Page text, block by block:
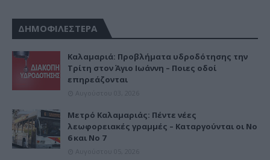
ΔΗΜΟΦΙΛΕΣΤΕΡΑ
Καλαμαριά: Προβλήματα υδροδότησης την
Τρίτη στον Άγιο Ιωάννη – Ποιες οδοί
επηρεάζονται
Μετρό Καλαμαριάς: Πέντε νέες
λεωφορειακές γραμμές – Καταργούνται οι Νο
6 και Νο 7